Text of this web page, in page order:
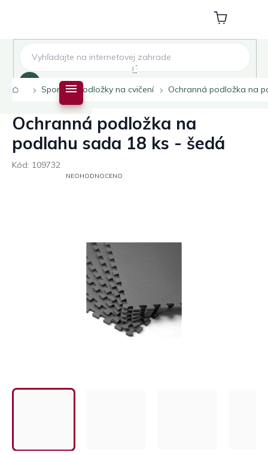
Nákupní
košík
DomůSport Podložky na cvičení Ochranná podložka na
Ochranná podložka na
podlahu sada 18 ks - šedá
Kód: 109732
PRŮMĚRNÉNEOHODNOCENO